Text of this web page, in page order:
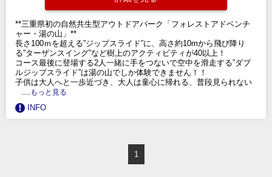
**三重県初の自然共生型アウトドアパーク「フォレストアドベンチ
ャー・湯の山」**
長さ100ｍを超える”ジップスライド”に、高さ約10mから飛び降り
る”ターザンスイング”など樹上のアクティビティが40以上！
コース最後に登場する2人一緒に手をつないで空中を滑走する”ダブ
ルジップスライド”は湯の山でしか体験できません！！
子供は大人へと一歩近づき、大人は童心に帰れる、普段見られない
.....もっと見る
INFO
1